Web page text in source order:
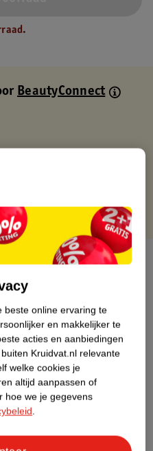
BeautyConnect
heeft (nog) geen Nature
beste online ervaring te
en makkelijker te
acties en aanbiedingen
Kruidvat.nl relevante
welke cookies je
altijd aanpassen of
hoe we je gegevens
.